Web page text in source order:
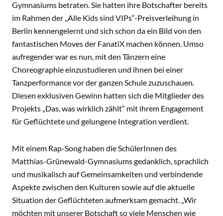
Gymnasiums betraten. Sie hatten ihre Botschafter bereits
im Rahmen der „Alle Kids sind VIPs“-Preisverleihung in
Berlin kennengelernt und sich schon da ein Bild von den
fantastischen Moves der FanatiX machen können. Umso
aufregender war es nun, mit den Tänzern eine
Choreographie einzustudieren und ihnen bei einer
Tanzperformance vor der ganzen Schule zuzuschauen.
Diesen exklusiven Gewinn hatten sich die Mitglieder des
Projekts „Das, was wirklich zählt“ mit ihrem Engagement
für Geflüchtete und gelungene Integration verdient.
Mit einem Rap-Song haben die SchülerInnen des
Matthias-Grünewald-Gymnasiums gedanklich, sprachlich
und musikalisch auf Gemeinsamkeiten und verbindende
Aspekte zwischen den Kulturen sowie auf die aktuelle
Situation der Geflüchteten aufmerksam gemacht. „Wir
möchten mit unserer Botschaft so viele Menschen wie